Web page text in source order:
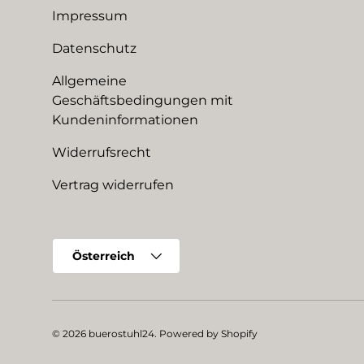
Impressum
Datenschutz
Allgemeine
Geschäftsbedingungen mit
Kundeninformationen
Widerrufsrecht
Vertrag widerrufen
Land/Region
Österreich
© 2026 buerostuhl24. Powered by Shopify